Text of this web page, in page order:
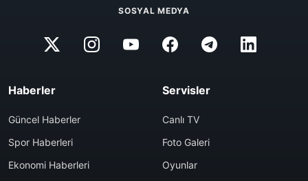
SOSYAL MEDYA
Haberler
Güncel Haberler
Spor Haberleri
Ekonomi Haberleri
Servisler
Canlı TV
Foto Galeri
Oyunlar